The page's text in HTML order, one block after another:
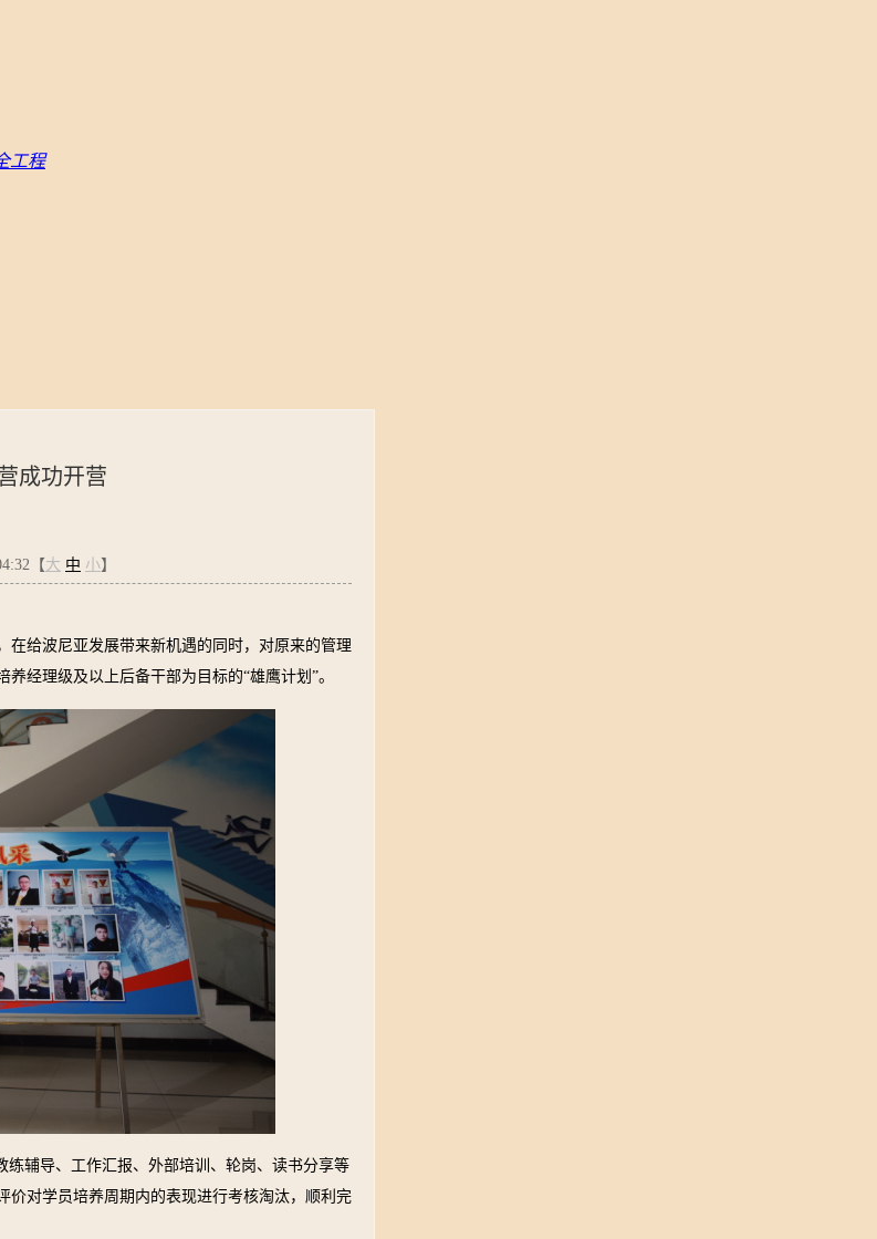
工程
成功开营
【大 中 小】
给波尼亚发展带来新机遇的同时，对原来的管理
经理级及以上后备干部为目标的“雄鹰计划”。
辅导、工作汇报、外部培训、轮岗、读书分享等
价对学员培养周期内的表现进行考核淘汰，顺利完